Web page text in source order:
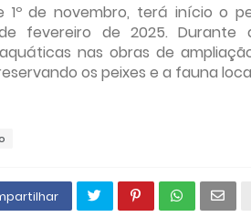
1º de novembro, terá início o
fevereiro de 2025. Durante
nas obras de
os peixes e a fauna